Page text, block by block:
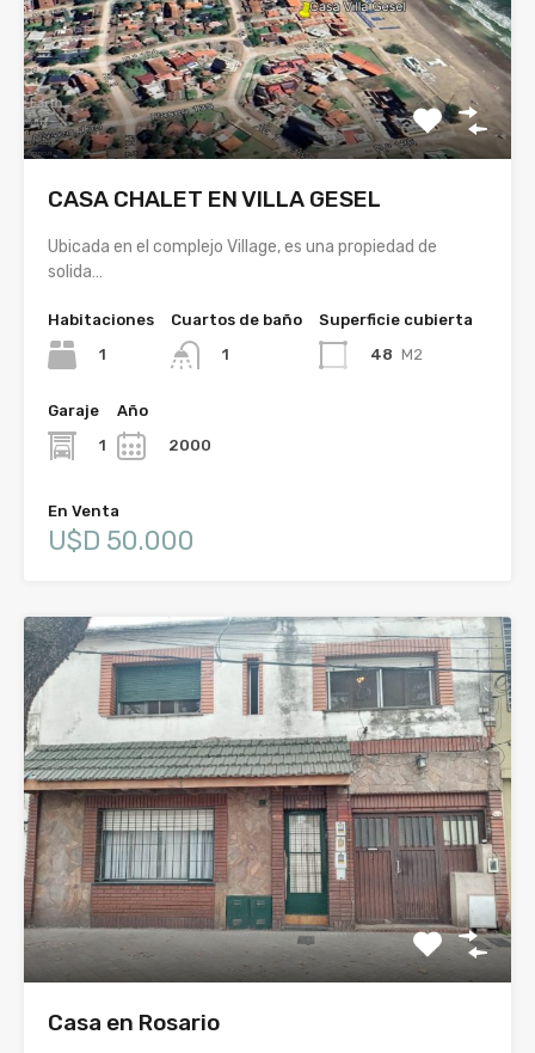
CASA CHALET EN VILLA GESEL
Ubicada en el complejo Village, es una propiedad de
solida…
Habitaciones
1
Cuartos de baño
1
Superficie cubierta
48 M2
Garaje
1
Año
2000
En Venta
U$D 50.000
Casa en Rosario